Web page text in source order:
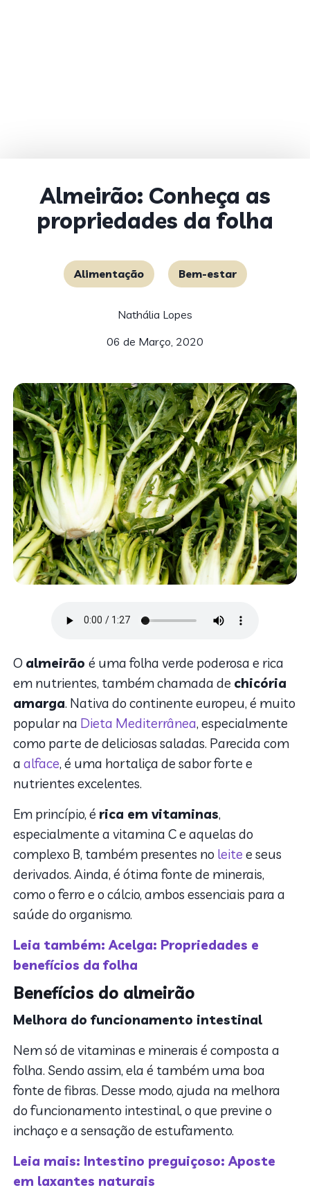
Almeirão: Conheça as
propriedades da folha
Alimentação Bem-estar
Nathália Lopes
06 de Março, 2020
O almeirãoé uma folha verde poderosa e rica
em nutrientes, também chamada de chicória
amarga. Nativa do continente europeu, é muito
popular na Dieta Mediterrânea, especialmente
como parte de deliciosas saladas. Parecida com
aalface, é uma hortaliça de sabor forte e
nutrientes excelentes.
Em princípio, é rica em vitaminas,
especialmente a vitamina C e aquelas do
complexo B, também presentes no leite e seus
derivados. Ainda, é ótima fonte de minerais,
como o ferro e o cálcio, ambos essenciais para a
saúde do organismo.
Leia também: Acelga: Propriedades e
benefícios da folha
Benefícios do almeirão
Melhora do funcionamento intestinal
Nem só de vitaminas e minerais é composta a
folha. Sendo assim, ela é também uma boa
fonte de fibras. Desse modo, ajuda na melhora
do funcionamento intestinal, o que previne o
inchaço e a sensação de estufamento.
Leia mais: Intestino preguiçoso: Aposte
em laxantes naturais